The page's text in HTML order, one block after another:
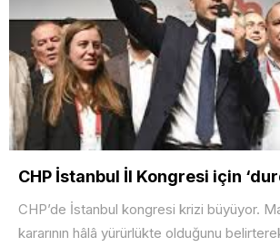
CHP İstanbul İl Kongresi için
CHP’de İstanbul kongresi krizi büyüyor.
kararının hâlâ yürürlükte olduğunu